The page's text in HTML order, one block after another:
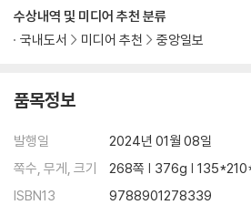
귀트영이 입트영을 만든다| 액티브 리스닝
Chapter 14 말하기가 죽어도 늘지 않는다면
Chapter 15 가장 좋은 교재는 ‘덕질’이다
Chapter 16 퍼블릭 스피치로 영어 울렁증을
발표 공포증, 영어 때문일까?| 퍼블릭 스피치,
치, 새로운 나를 발견하다
수상내역 및 미디어 추천 분류
국내도서
미디어 추천 중앙일보
품목정보
발행일
2024년 01월 08일
쪽수, 무게, 크기
268쪽 | 376g |
ISBN13
9788901278339